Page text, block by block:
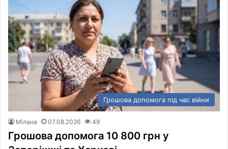
Грошова допомога під час війни
Мілана 07.08.2026 49
Грошова допомога 10 800 грн у